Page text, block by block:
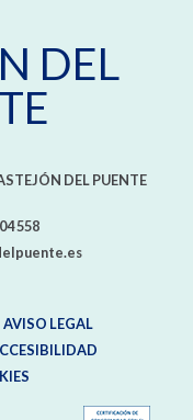
DEL
DEL PUENTE
558
AVISO LEGAL